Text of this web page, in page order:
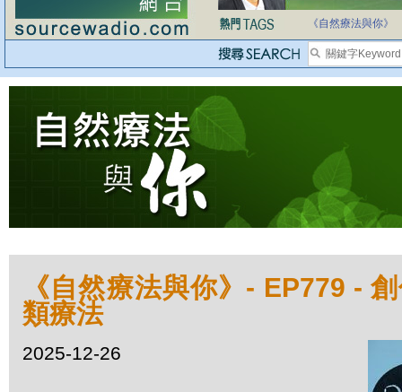
《自然療法與你》
《自然療法與你》- EP779 -
類療法
2025-12-26